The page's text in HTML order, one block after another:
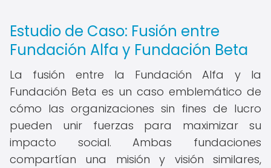
Estudio de Caso: Fusión entre
Fundación Alfa y Fundación Beta
La fusión entre la Fundación Alfa y la
Fundación Beta es un caso emblemático de
cómo las organizaciones sin fines de lucro
pueden unir fuerzas para maximizar su
impacto social. Ambas fundaciones
compartían una misión y visión similares,